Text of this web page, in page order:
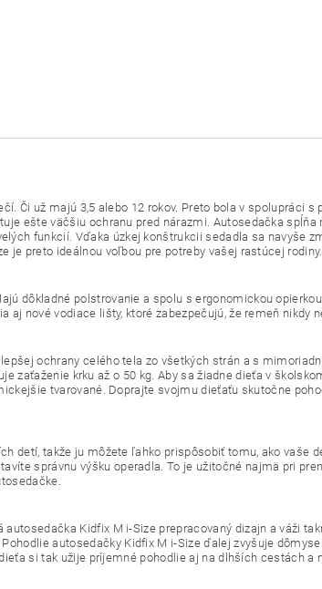
Či už majú 3,5 alebo 12 rokov. Preto bola v spolupráci s
ešte väčšiu ochranu pred nárazmi. Autosedačka spĺňa
funkcií. Vďaka úzkej konštrukcii sedadla sa navyše
je preto ideálnou voľbou pre potreby vašej rastúcej rodiny.
dôkladné polstrovanie a spolu s ergonomickou
nové vodiace lišty, ktoré zabezpečujú, že remeň nikdy
ochrany celého tela zo všetkých strán a s
zaťaženie krku až o 50 kg. Aby sa žiadne dieťa v
tvarované. Doprajte svojmu dieťaťu skutočne
detí, takže ju môžete ľahko prispôsobiť tomu, ako vaše
správnu výšku operadla. To je užitočné najmä pri
Kidfix M i-Size prepracovaný dizajn a váži
autosedačky Kidfix M i-Size ďalej zvyšuje
si tak užije príjemné pohodlie aj na dlhších cestách a